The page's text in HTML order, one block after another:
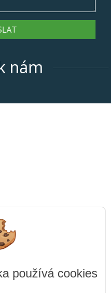
nám
používá cookies